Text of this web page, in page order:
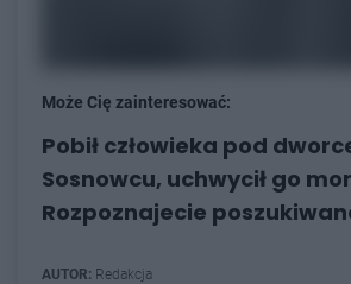
Może Cię zainteresować:
Pobił człowieka pod
Sosnowcu, uchwycił go
Rozpoznajecie
AUTOR: Redakcja